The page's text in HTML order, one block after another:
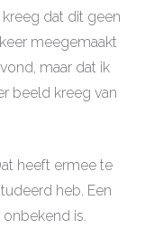
dat dit geen
meegemaakt
maar dat ik
beeld kreeg van
heeft ermee te
heb. Een
is.